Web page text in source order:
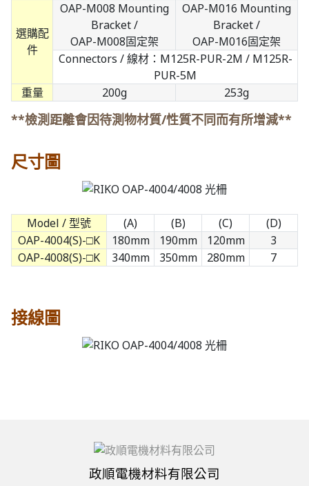
選購配
件
OAP-M008 Mounting
Bracket /
OAP-M008固定架
OAP-M016 Mounting
Bracket /
OAP-M016固定架
Connectors / 線材：M125R-PUR-2M / M125R-
PUR-5M
重量
200g 253g
**檢測距離會因待測物材質/性質不同而有所增減**
尺寸圖
Model / 型號 (A) (B) (C)
(D)
OAP-4004(S)-□K
180mm 190mm 120mm
3
OAP-4008(S)-□K
340mm 350mm 280mm 7
接線圖
政順電機材料有限公司